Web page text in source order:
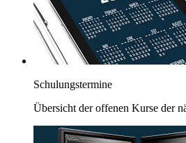
Schulungstermine
Übersicht der offenen Kurse der